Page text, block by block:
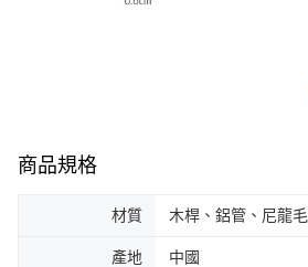
商品規格
材質 木桿、鋁管、尼龍毛
產地 中國